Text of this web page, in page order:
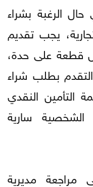
الرغبة بشراء
يجب تقديم
على حدة،
بطلب شراء
النقدي
سارية
مراجعة مديرية